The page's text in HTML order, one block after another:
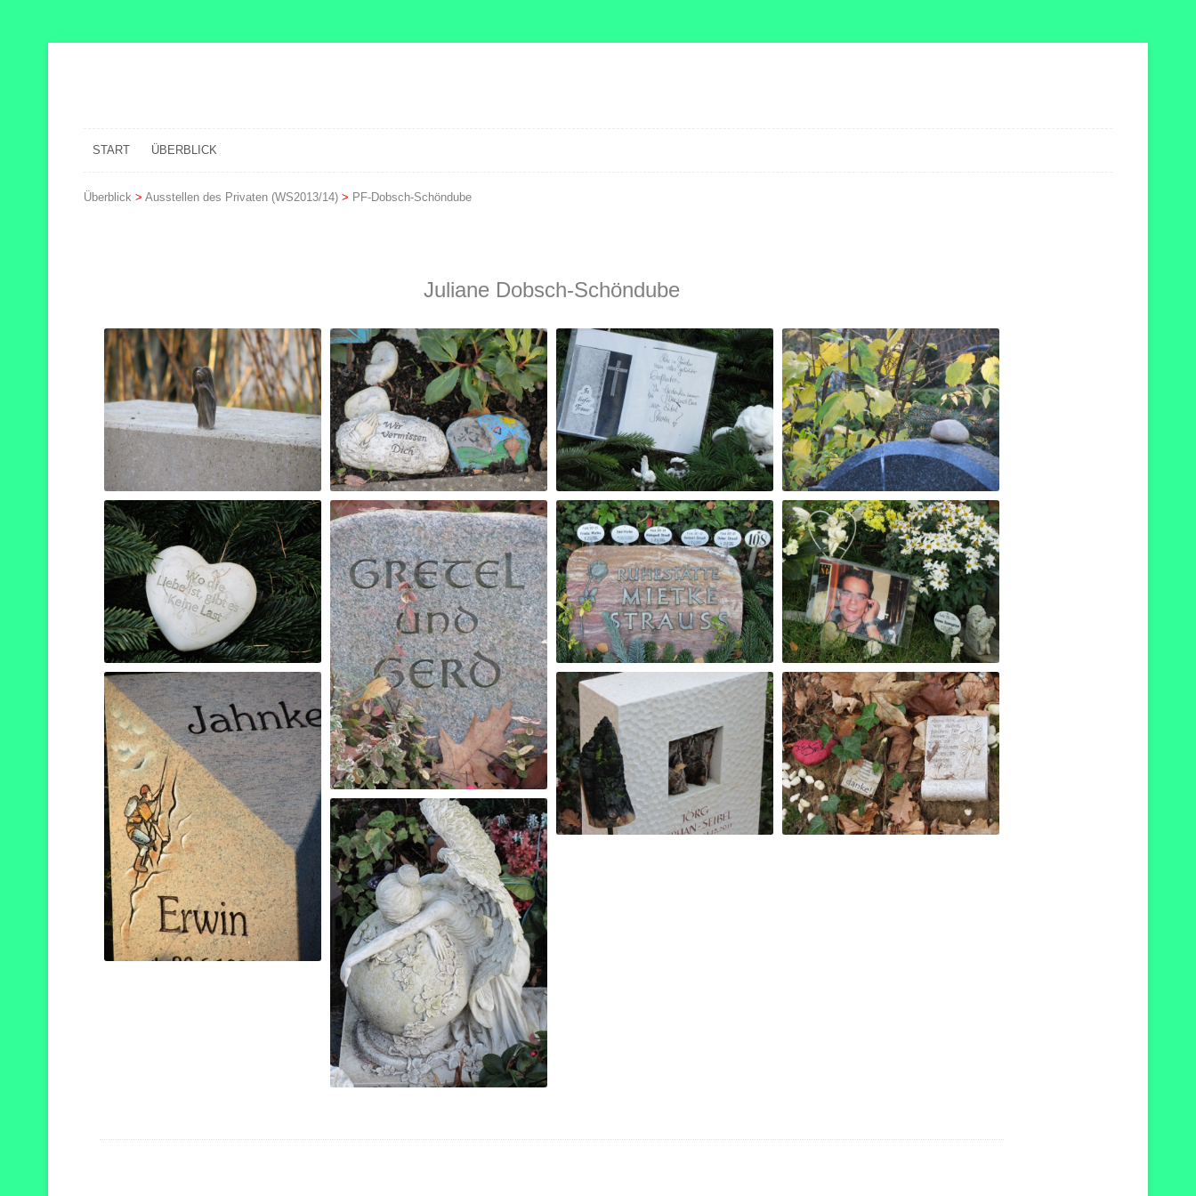
START
ÜBERBLICK
Überblick > Ausstellen des Privaten (WS2013/14)> PF-Dobsch-Schöndube
Juliane Dobsch-Schöndube